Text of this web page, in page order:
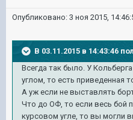
Опубликовано: 3 ноя 2015,
В 03.11.2015 в 14:43:46
Всегда так было. У
углом, то есть приведенная
А уж если не выставлять
Что до ОФ, то если весь бой
курсовом угле, то вы могли